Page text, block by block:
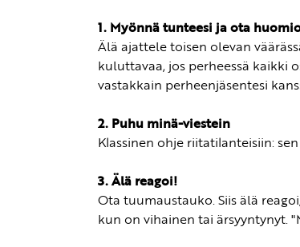
1. Myönnä tunteesi ja ota
Älä ajattele toisen olevan
kuluttavaa, jos perheessä kaikki
vastakkain perheenjäsentesi
2. Puhu minä-viestein
Klassinen ohje riitatilanteisiin:
3. Älä reagoi!
Ota tuumaustauko. Siis älä
kun on vihainen tai ärsyyntynyt.